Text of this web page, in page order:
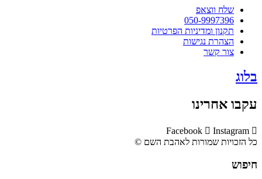
שלח ווצאפ
050-9997396
תקנון ומדיניות הפרטיות
הצהרת נגישות
צור קשר
בלוג
עקבו אחרינו
Facebook
Instagram
כל הזכויות שמורות לאהבת השם ©​
חיפוש